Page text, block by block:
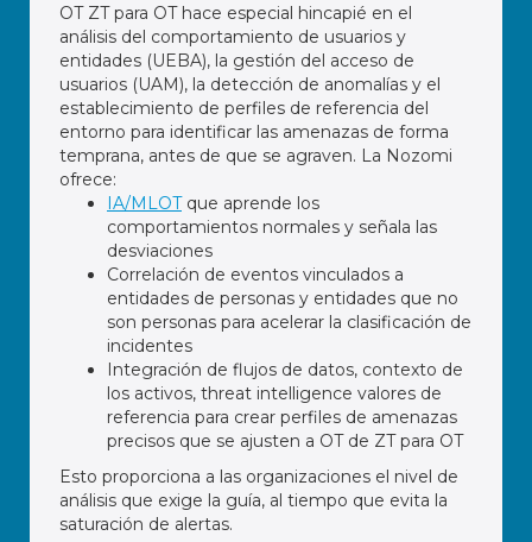
OT ZT para OT hace especial hincapié en el
análisis del comportamiento de usuarios y
entidades (UEBA), la gestión del acceso de
usuarios (UAM), la detección de anomalías y el
establecimiento de perfiles de referencia del
entorno para identificar las amenazas de forma
temprana, antes de que se agraven. La Nozomi
ofrece:
IA/MLOTque aprende los
comportamientos normales y señala las
desviaciones
Correlación de eventos vinculados a
entidades de personas y entidades que no
son personas para acelerar la clasificación de
incidentes
Integración de flujos de datos, contexto de
los activos, threat intelligence valores de
referencia para crear perfiles de amenazas
precisos que se ajusten a OT de ZT para OT
Esto proporciona a las organizaciones el nivel de
análisis que exige la guía, al tiempo que evita la
saturación de alertas.